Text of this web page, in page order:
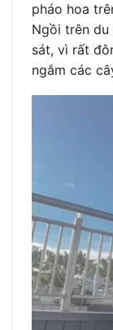
pháo hoa
Ngồi trên du
sát, vì rất
ngắm các